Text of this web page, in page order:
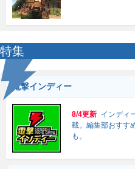
特集
電撃インディー
8/4更新 インディ
載。編集部おすす
も。